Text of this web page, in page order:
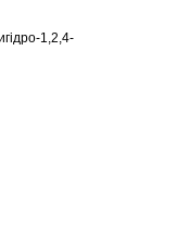
1,2,4-